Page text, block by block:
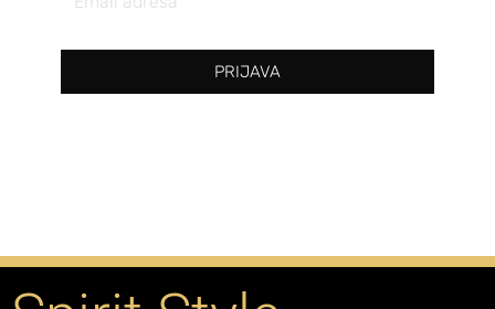
Address
PRIJAVA